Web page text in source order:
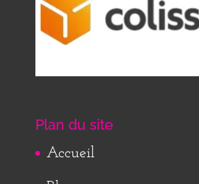
Plan du site
Accueil